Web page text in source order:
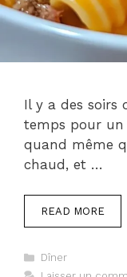
Il y a des soirs
temps pour un
quand même
chaud, et …
READ MORE
Catégories
Dîner